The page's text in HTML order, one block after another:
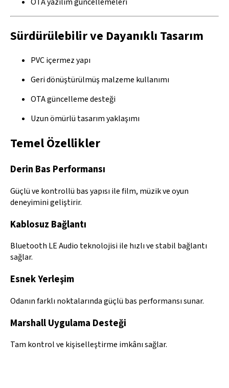
Sürdürülebilir ve Dayanıklı Tasarım
PVC içermez yapı
Geri dönüştürülmüş malzeme kullanımı
OTA güncelleme desteği
Uzun ömürlü tasarım yaklaşımı
Temel Özellikler
Derin Bas Performansı
Güçlü ve kontrollü bas yapısı ile film, müzik ve oyun
deneyimini geliştirir.
Kablosuz Bağlantı
Bluetooth LE Audio teknolojisi ile hızlı ve stabil bağlantı
sağlar.
Esnek Yerleşim
Odanın farklı noktalarında güçlü bas performansı sunar.
Marshall Uygulama Desteği
Tam kontrol ve kişiselleştirme imkânı sağlar.